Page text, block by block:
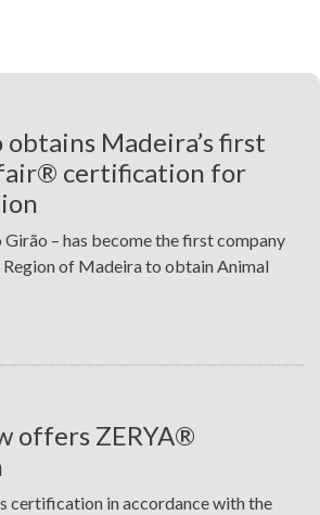
obtains Madeira’s first
certification for
– has become the first company
Region of Madeira to obtain Animal
offers ZERYA®
certification in accordance with the